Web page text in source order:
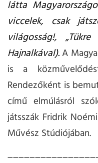
látta
viccelek, csak
világosság!,
Hajnalkával).A
is a
Rendezőként is
című elmúlásról
játsszák Fridrik
Művész Stúdiójában.